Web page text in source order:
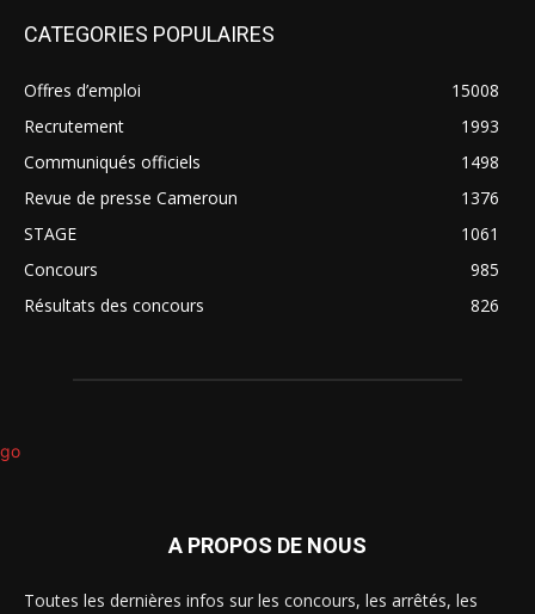
CATEGORIES POPULAIRES
Offres d’emploi
15008
Recrutement
1993
Communiqués officiels
1498
Revue de presse Cameroun
1376
STAGE
1061
Concours
985
Résultats des concours
826
A PROPOS DE NOUS
Toutes les dernières infos sur les concours, les arrêtés, les